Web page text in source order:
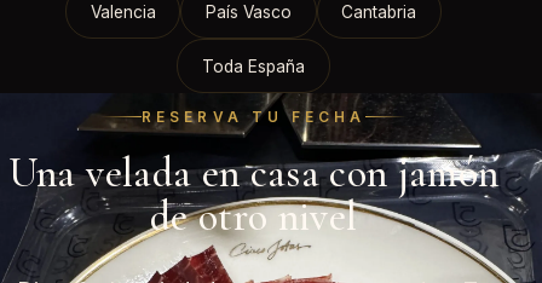
Valencia País Vasco Cantabria
Toda España
RESERVA TU FECHA
Una velada en casa con jamón
de otro nivel